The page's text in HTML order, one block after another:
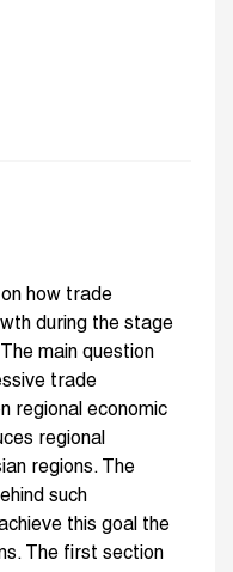
how trade
during the stage
main question
trade
regional economic
regional
regions. The
such
this goal the
The first section